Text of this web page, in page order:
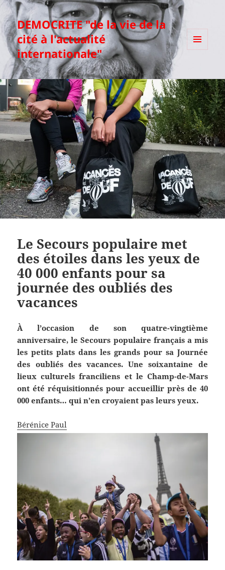
DEMOCRITE "de la vie de la
cité à l'actualité
internationale"
Le Secours populaire met
des étoiles dans les yeux de
40 000 enfants pour sa
journée des oubliés des
vacances
À l’occasion de son quatre-vingtième
anniversaire, le Secours populaire français a mis
les petits plats dans les grands pour sa Journée
des oubliés des vacances. Une soixantaine de
lieux culturels franciliens et le Champ-de-Mars
ont été réquisitionnés pour accueillir près de 40
000 enfants… qui n’en croyaient pas leurs yeux.
Bérénice Paul